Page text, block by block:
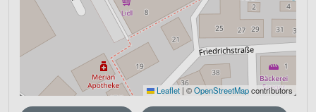
Leaflet | ©OpenStreetMapcontributors